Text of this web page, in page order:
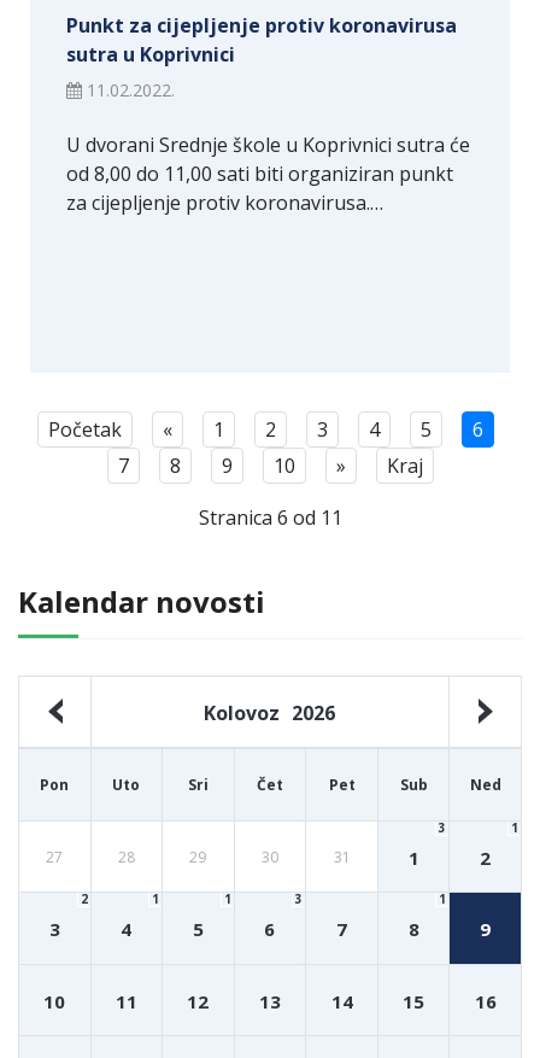
Kalendar novosti
Kolovoz 2026
Pon Uto Sri Čet Pet Sub Ned
27 28 29 30 31 1
3
2
1
3
2
4
1
5
1
6
3
7 8
1
9
10 11 12 13 14 15 16
Punkt za cijepljenje protiv koronavirusa
sutra u Koprivnici
11.02.2022.
U dvorani Srednje škole u Koprivnici sutra će
od 8,00 do 11,00 sati biti organiziran punkt
za cijepljenje protiv koronavirusa.…
Početak « 1 2 3 4 5
6
7
8 9 10 »
Kraj
Stranica 6 od 11